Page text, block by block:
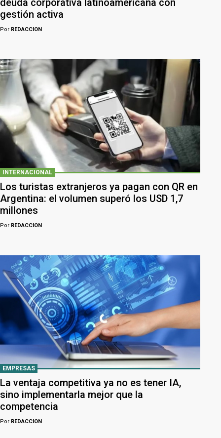
gestión activa
Por REDACCION
INTERNACIONAL
Los turistas extranjeros ya pagan con QR en
Argentina: el volumen superó los USD 1,7
millones
Por REDACCION
EMPRESAS
La ventaja competitiva ya no es tener IA,
sino implementarla mejor que la
competencia
Por REDACCION